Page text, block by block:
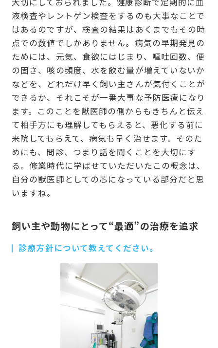
液検査やレントゲン検査をするのも大事なことで
はあるのですが、検査の結果はあくまでもその時
点での数値でしかありません。病気の早期発見の
ためには、元気、食欲にはじまり、嘔吐回数、便
の固さ、咳の頻度、水を飲む量が増えていないか
などを、どれだけ早く飼い主さんが気付くことが
できるか、それこそが一番大事な予防医療になり
ます。このことを獣医師の側からもきちんと伝え
て相手方にも理解してもらえると、悪化する前に
来院してもらえて、病気も早く治せます。そのた
めにも、問診、つまり話を聞くことを大切にす
る。修業時代に学ばせていただいたこの概念は、
自分の獣医師としての芯になっている部分だと思
いますね。
飼い主や動物にとって“最適”の治療を追求
診療方針について教えてください。